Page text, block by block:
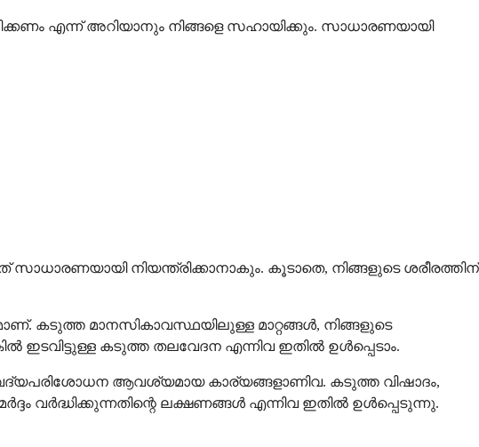
എന്ന് അറിയാനും നിങ്ങളെ സഹായിക്കും. സാധാരണയായി
നിയന്ത്രിക്കാനാകും. കൂടാതെ, നിങ്ങളുടെ ശരീരത്തിന്
മാനസികാവസ്ഥയിലുള്ള മാറ്റങ്ങൾ, നിങ്ങളുടെ
കടുത്ത തലവേദന എന്നിവ ഇതിൽ ഉൾപ്പെടാം.
ആവശ്യമായ കാര്യങ്ങളാണിവ. കടുത്ത വിഷാദം,
വർദ്ധിക്കുന്നതിന്റെ ലക്ഷണങ്ങൾ എന്നിവ ഇതിൽ ഉൾപ്പെടുന്നു.